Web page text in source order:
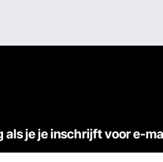
als je je inschrijft voor e-